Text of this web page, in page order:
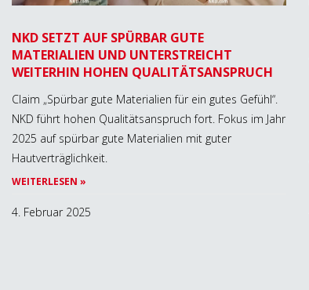
NKD SETZT AUF SPÜRBAR GUTE
MATERIALIEN UND UNTERSTREICHT
WEITERHIN HOHEN QUALITÄTSANSPRUCH
Claim „Spürbar gute Materialien für ein gutes Gefühl“.
NKD führt hohen Qualitätsanspruch fort. Fokus im Jahr
2025 auf spürbar gute Materialien mit guter
Hautverträglichkeit.
WEITERLESEN »
4. Februar 2025